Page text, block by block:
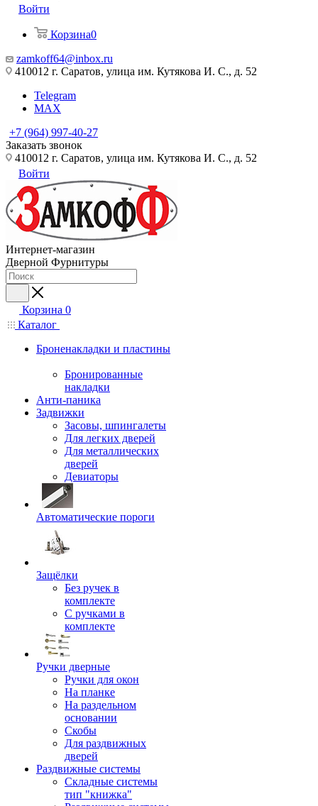
Войти
Корзина0
zamkoff64@inbox.ru
410012 г. Саратов, улица им. Кутякова И. С., д. 52
Telegram
MAX
+7 (964) 997-40-27
Заказать звонок
410012 г. Саратов, улица им. Кутякова И. С., д. 52
Войти
Интернет-магазин
Дверной Фурнитуры
Корзина 0
Каталог
Броненакладки и пластины
Бронированные
накладки
Анти-паника
Задвижки
Засовы, шпингалеты
Для легких дверей
Для металлических
дверей
Девиаторы
Автоматические пороги
Защёлки
Без ручек в
комплекте
С ручками в
комплекте
Ручки дверные
Ручки для окон
На планке
На раздельном
основании
Скобы
Для раздвижных
дверей
Раздвижные системы
Складные системы
тип "книжка"